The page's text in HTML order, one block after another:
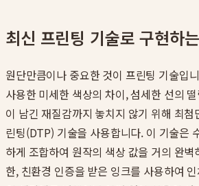
최신 프린팅 기술로 구현하
원단만큼이나 중요한 것이 프린팅 기술입
사용한 미세한 색상의 차이, 섬세한 선의
이 남긴 재질감까지 놓치지 않기 위해 최
린팅(DTP) 기술을 사용합니다. 이 기술은
하게 조합하여 원작의 색상 값을 거의 완
한, 친환경 인증을 받은 잉크를 사용하여